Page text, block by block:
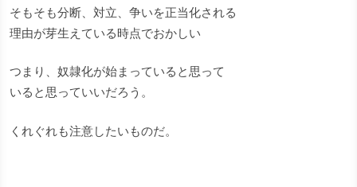
そもそも分断、対立、争いを正当化される
理由が芽生えている時点でおかしい
つまり、奴隷化が始まっていると思って
いると思っていいだろう。
くれぐれも注意したいものだ。